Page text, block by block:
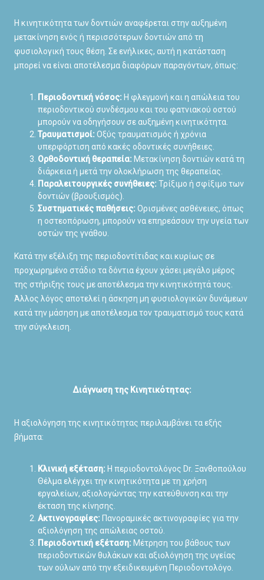
Η κινητικότητα των δοντιών αναφέρεται στην αυξημένη
μετακίνηση ενός ή περισσότερων δοντιών από τη
φυσιολογική τους θέση. Σε ενήλικες, αυτή η κατάσταση
μπορεί να είναι αποτέλεσμα διαφόρων παραγόντων, όπως:
Περιοδοντική νόσος: Η φλεγμονή και η απώλεια του
περιοδοντικού συνδέσμου και του φατνιακού οστού
μπορούν να οδηγήσουν σε αυξημένη κινητικότητα.
Τραυματισμοί: Οξύς τραυματισμός ή χρόνια
υπερφόρτιση από κακές οδοντικές συνήθειες.
Ορθοδοντική θεραπεία: Μετακίνηση δοντιών κατά τη
διάρκεια ή μετά την ολοκλήρωση της θεραπείας.
Παραλειτουργικές συνήθειες: Τρίξιμο ή σφίξιμο των
δοντιών (βρουξισμός).
Συστηματικές παθήσεις: Ορισμένες ασθένειες, όπως
η οστεοπόρωση, μπορούν να επηρεάσουν την υγεία των
οστών της γνάθου.
Κατά την εξέλιξη της περιοδοντίτιδας και κυρίως σε
προχωρημένο στάδιο τα δόντια έχουν χάσει μεγάλο μέρος
της στήριξης τους με αποτέλεσμα την κινητικότητά τους.
Άλλος λόγος αποτελεί η άσκηση μη φυσιολογικών δυνάμεων
κατά την μάσηση με αποτέλεσμα τον τραυματισμό τους κατά
την σύγκλειση.
Διάγνωση της Κινητικότητας:
Η αξιολόγηση της κινητικότητας περιλαμβάνει τα εξής
βήματα:
Κλινική εξέταση: Η περιοδοντολόγος Dr. Ξανθοπούλου
Θέλμα ελέγχει την κινητικότητα με τη χρήση
εργαλείων, αξιολογώντας την κατεύθυνση και την
έκταση της κίνησης.
Ακτινογραφίες: Πανοραμικές ακτινογραφίες για την
αξιολόγηση της απώλειας οστού.
Περιοδοντική εξέταση: Μέτρηση του βάθους των
περιοδοντικών θυλάκων και αξιολόγηση της υγείας
των ούλων από την εξειδικευμένη Περιοδοντολόγο.